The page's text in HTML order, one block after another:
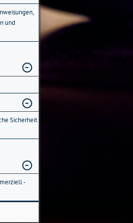
und
Sicherheit
-